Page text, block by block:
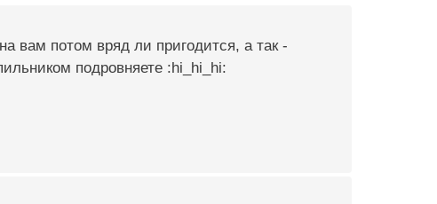
вам потом вряд ли пригодится, а так -
подровняете :hi_hi_hi: